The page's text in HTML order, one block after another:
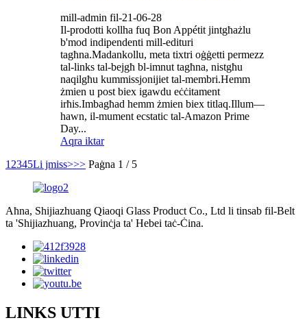
mill-admin fil-21-06-28
Il-prodotti kollha fuq Bon Appétit jintgħażlu
b'mod indipendenti mill-edituri
tagħna.Madankollu, meta tixtri oġġetti permezz
tal-links tal-bejgħ bl-imnut tagħna, nistgħu
naqilgħu kummissjonijiet tal-membri.Hemm
żmien u post biex igawdu eċċitament
irħis.Imbagħad hemm żmien biex titlaq.Illum—
hawn, il-mument ecstatic tal-Amazon Prime
Day...
Aqra iktar
1 2345Li jmiss>>> Paġna 1 / 5
Aħna, Shijiazhuang Qiaoqi Glass Product Co., Ltd li tinsab fil-Belt
ta 'Shijiazhuang, Provinċja ta' Hebei taċ-Ċina.
LINKS UTTI